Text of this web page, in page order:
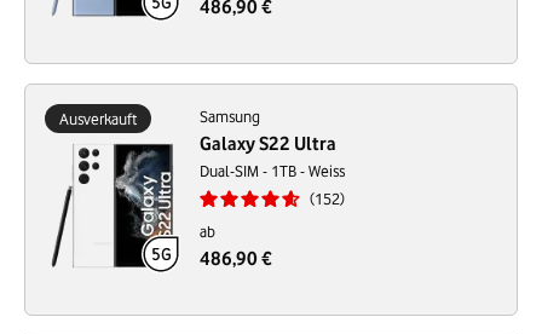
486,90 €
Ausverkauft Samsung
Galaxy S22 Ultra
Dual-SIM - 1TB - Weiss
152
ab
486,90 €